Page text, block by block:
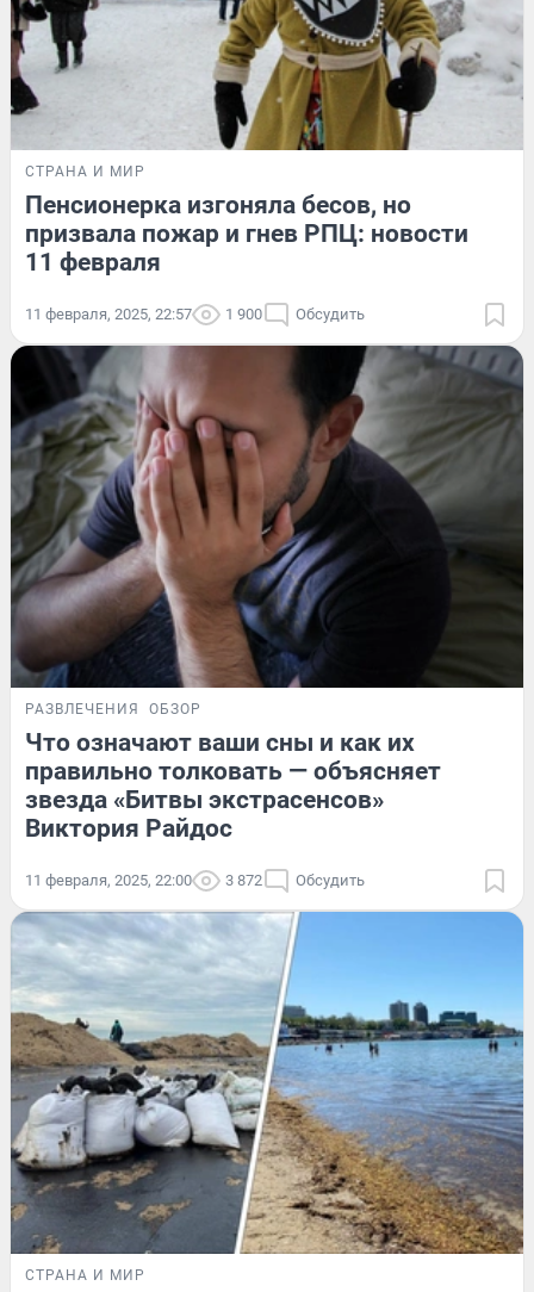
СТРАНА И МИР
Пенсионерка изгоняла бесов, но
призвала пожар и гнев РПЦ: новости
11 февраля
11 февраля, 2025, 22:57 1 900 Обсудить
РАЗВЛЕЧЕНИЯ ОБЗОР
Что означают ваши сны и как их
правильно толковать — объясняет
звезда «Битвы экстрасенсов»
Виктория Райдос
11 февраля, 2025, 22:00 3 872 Обсудить
СТРАНА И МИР